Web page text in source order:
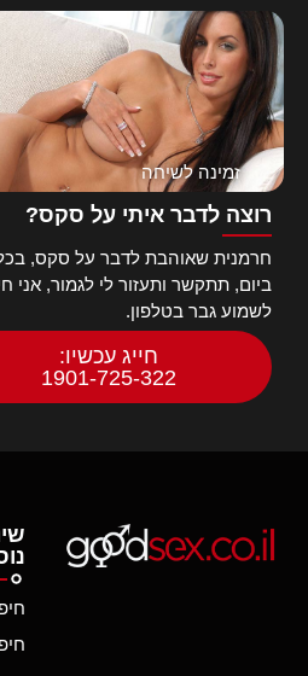
זמינה לשיחה
רוצה לדבר איתי על סקס?
חרמנית שאוהבת לדבר על סקס,
ביום, תתקשר ותעזור לי לגמור, אני
לשמוע גבר בטלפון.
חייג עכשיו:
1901-725-322